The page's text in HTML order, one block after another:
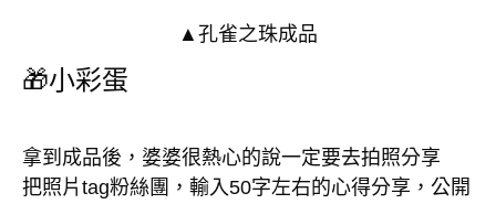
▲孔雀之珠成品
🎁小彩蛋
拿到成品後，婆婆很熱心的說一定要去拍照分享
把照片tag粉絲團，輸入50字左右的心得分享，公開